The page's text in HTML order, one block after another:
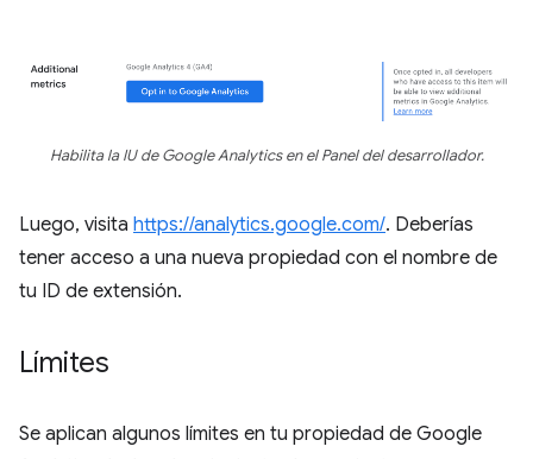
Habilita la IU de Google Analytics en el Panel del desarrollador.
Luego, visita https://analytics.google.com/. Deberías
tener acceso a una nueva propiedad con el nombre de
tu ID de extensión.
Límites
Se aplican algunos límites en tu propiedad de Google